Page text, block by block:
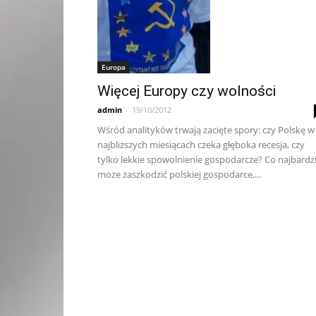
Europa
Więcej Europy czy wolności
admin - 19/10/2012
Wśród analityków trwają zacięte spory: czy Polskę w
najbliższych miesiącach czeka głęboka recesja, czy
tylko lekkie spowolnienie gospodarcze? Co
może zaszkodzić polskiej gospodarce,...